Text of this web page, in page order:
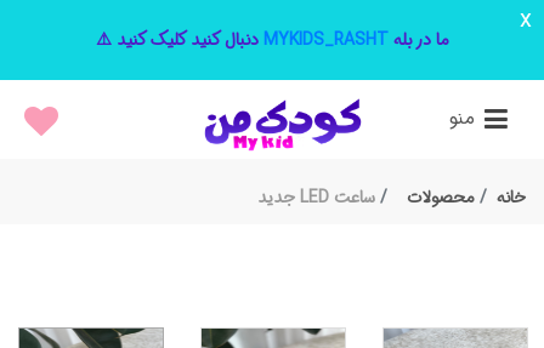
ما در بلهMYKIDS_RASHT دنبال کنید کلیک کنید ⚠️
x
منو
خانه محصولات ساعت LED جدید